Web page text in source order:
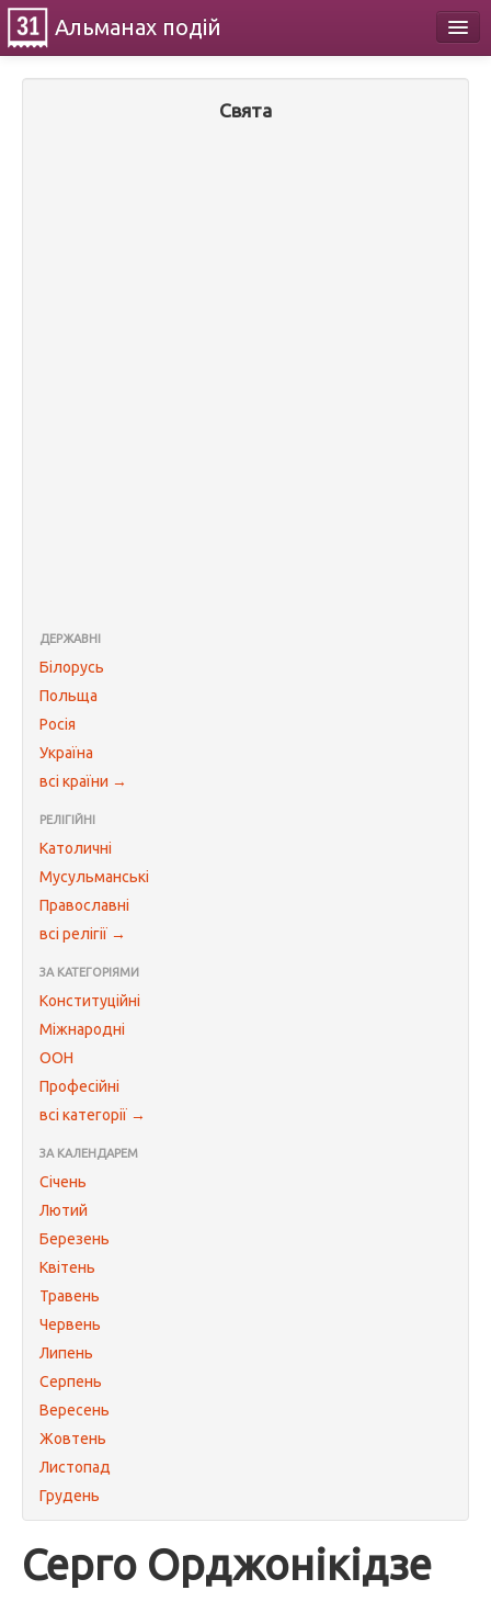
Альманах подій
Свята
ДЕРЖАВНІ
Білорусь
Польща
Росія
Україна
всі країни →
РЕЛІГІЙНІ
Католичні
Мусульманські
Православні
всі релігії →
ЗА КАТЕГОРІЯМИ
Конституційні
Міжнародні
ООН
Професійні
всі категорії →
ЗА КАЛЕНДАРЕМ
Січень
Лютий
Березень
Квітень
Травень
Червень
Липень
Серпень
Вересень
Жовтень
Листопад
Грудень
Серго Орджонікідзе